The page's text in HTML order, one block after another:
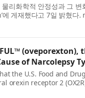
리화학적 안정성과 그
게재했다고 7일 밝혔다
티(Modality)...
of Narcolepsy
the U.S. Food and
orexin receptor 2
in adults.* ...